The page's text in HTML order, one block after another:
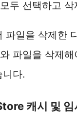
두 선택하고 삭
파일을 삭제한
파일을 삭제
다.
캐시 및 임